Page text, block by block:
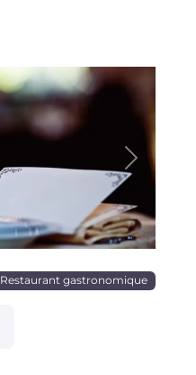
Prochaine
Restaurant gastronomique